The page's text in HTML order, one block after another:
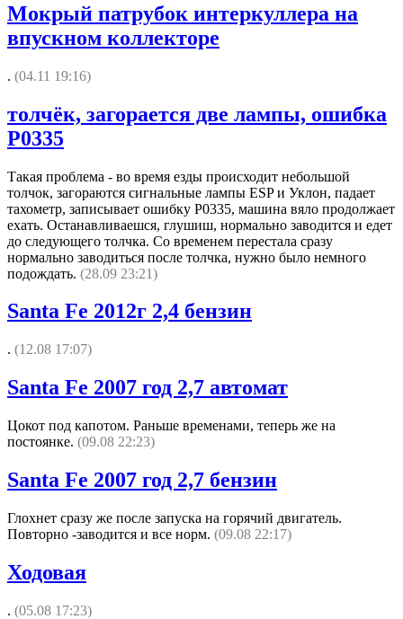
Мокрый патрубок интеркуллера на
впускном коллекторе
. (04.11 19:16)
толчёк, загорается две лампы, ошибка
P0335
Такая проблема - во время езды происходит небольшой
толчок, загораются сигнальные лампы ESP и Уклон, падает
тахометр, записывает ошибку P0335, машина вяло продолжает
ехать. Останавливаешся, глушиш, нормально заводится и едет
до следующего толчка. Со временем перестала сразу
нормально заводиться после толчка, нужно было немного
подождать. (28.09 23:21)
Santa Fe 2012г 2,4 бензин
. (12.08 17:07)
Santa Fe 2007 год 2,7 автомат
Цокот под капотом. Раньше временами, теперь же на
постоянке. (09.08 22:23)
Santa Fe 2007 год 2,7 бензин
Глохнет сразу же после запуска на горячий двигатель.
Повторно -заводится и все норм. (09.08 22:17)
Ходовая
. (05.08 17:23)